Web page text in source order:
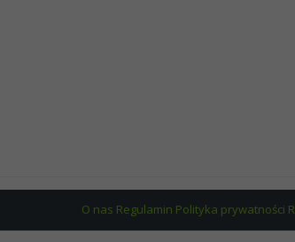
O nas Regulamin Polityka prywatności